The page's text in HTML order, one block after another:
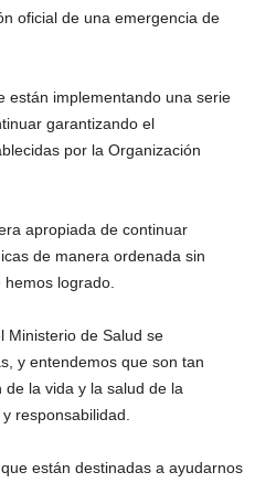
oficial de una emergencia de
están implementando una serie
garantizando el
por la Organización
apropiada de continuar
de manera ordenada sin
logrado.
Ministerio de Salud se
y entendemos que son tan
la vida y la salud de la
responsabilidad.
están destinadas a ayudarnos